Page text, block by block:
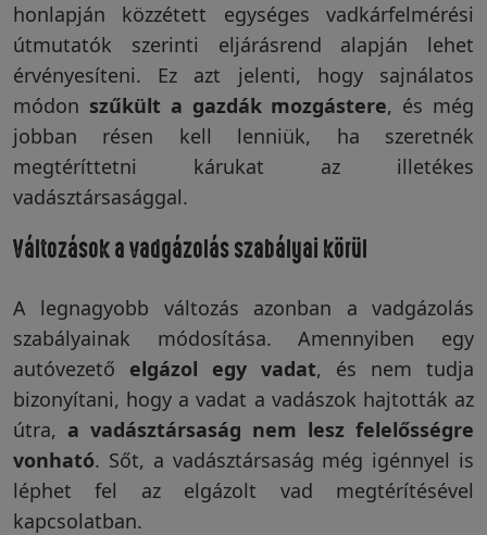
Rólunk
Szállítás,
szerviz
Visszaküldési
politika
Kapcsolatfelvétel
Regisztráció/Belépés
honlapján közzétett egységes vadkárfelmérési
útmutatók szerinti eljárásrend alapján lehet
érvényesíteni. Ez azt jelenti, hogy sajnálatos
módon szűkült a gazdák mozgástere, és még
jobban résen kell lenniük, ha szeretnék
megtéríttetni kárukat az illetékes
vadásztársasággal.
Változások a vadgázolás szabályai körül
A legnagyobb változás azonban a vadgázolás
szabályainak módosítása. Amennyiben egy
autóvezető elgázol egy vadat, és nem tudja
bizonyítani, hogy a vadat a vadászok hajtották az
útra, a vadásztársaság nem lesz felelősségre
vonható. Sőt, a vadásztársaság még igénnyel is
léphet fel az elgázolt vad megtérítésével
kapcsolatban.